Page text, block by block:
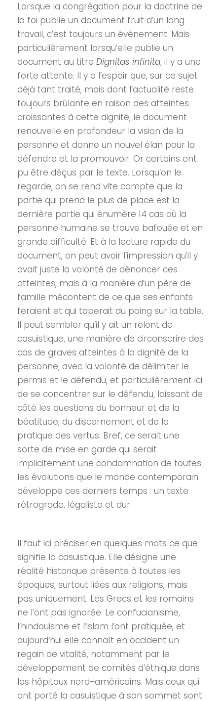
Lorsque la congrégation pour la doctrine de
la foi publie un document fruit d’un long
travail, c’est toujours un évènement. Mais
particulièrement lorsqu’elle publie un
document au titre Dignitas infinita, il y a une
forte attente. Il y a l’espoir que, sur ce sujet
déjà tant traité, mais dont l’actualité reste
toujours brûlante en raison des atteintes
croissantes à cette dignité, le document
renouvelle en profondeur la vision de la
personne et donne un nouvel élan pour la
défendre et la promouvoir. Or certains ont
pu être déçus par le texte. Lorsqu’on le
regarde, on se rend vite compte que la
partie qui prend le plus de place est la
dernière partie qui énumère 14 cas où la
personne humaine se trouve bafouée et en
grande difficulté. Et à la lecture rapide du
document, on peut avoir l’impression qu’il y
avait juste la volonté de dénoncer ces
atteintes, mais à la manière d’un père de
famille mécontent de ce que ses enfants
feraient et qui taperait du poing sur la table.
Il peut sembler qu’il y ait un relent de
casuistique, une manière de circonscrire des
cas de graves atteintes à la dignité de la
personne, avec la volonté de délimiter le
permis et le défendu, et particulièrement ici
de se concentrer sur le défendu, laissant de
côté les questions du bonheur et de la
béatitude, du discernement et de la
pratique des vertus. Bref, ce serait une
sorte de mise en garde qui serait
implicitement une condamnation de toutes
les évolutions que le monde contemporain
développe ces derniers temps : un texte
rétrograde, légaliste et dur.
Il faut ici préciser en quelques mots ce que
signifie la casuistique. Elle désigne une
réalité historique présente à toutes les
époques, surtout liées aux religions, mais
pas uniquement. Les Grecs et les romains
ne l’ont pas ignorée. Le confucianisme,
l’hindouisme et l’islam l’ont pratiquée, et
aujourd’hui elle connaît en occident un
regain de vitalité, notamment par le
développement de comités d’éthique dans
les hôpitaux nord-américains. Mais ceux qui
ont porté la casuistique à son sommet sont